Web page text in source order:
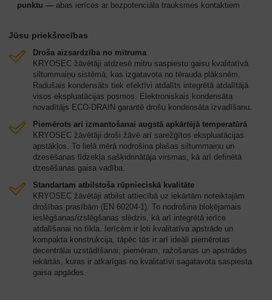
punktu — abas ierīces ar bezpotenciāla trauksmes kontaktiem
Jūsu priekšrocības
Droša aizsardzība no mitruma
KRYOSEC žāvētāji atdzesē mitru saspiestu gaisu kvalitatīvā
siltummaiņu sistēmā, kas izgatavota no tērauda plāksnēm.
Radušais kondensāts tiek efektīvi atdalīts integrētā atdalītājā
visos ekspluatācijas posmos. Elektroniskais kondensāta
novadītājs ECO-DRAIN garantē drošu kondensāta izvadīšanu.
Piemērots arī izmantošanai augstā apkārtējā temperatūrā
KRYOSEC žāvētāji droši žāvē arī sarežģītos ekspluatācijas
apstākļos. To lielā mērā nodrošina plašas siltummaiņu un
dzesēšanas līdzekļa sašķidrinātāja virsmas, kā arī definētā
dzesēšanas gaisa vadība.
Standartam atbilstoša rūpnieciskā kvalitāte
KRYOSEC žāvētāji atbilst attiecībā uz iekārtām noteiktajām
drošības prasībām (EN 60204-1). To nodrošina bloķējamais
ieslēgšanas/izslēgšanas slēdzis, kā arī integrētā ierīce
atdalīšanai no tīkla. Ierīcēm ir ļoti kvalitatīva apstrāde un
kompakta konstrukcija, tāpēc tās ir arī ideāli piemērotas
decentrālai uzstādīšanai; piemēram, ražošanas un apstrādes
iekārtās, kuras ir atkarīgas no kvalitatīvi sagatavota saspiesta
gaisa apgādes.